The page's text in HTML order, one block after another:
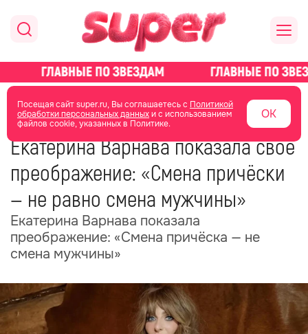
Посещая сайт super.ru, Вы соглашаетесь с Политикой
обработки персональных данныхи с использованием
файлов cookie, указанных в Политике.
ОК
главная новости о звездах новости
26 мая 15:13
Екатерина Варнава показала своё
преображение: «Смена причёски
— не равно смена мужчины»
Екатерина Варнава показала
преображение: «Смена причёска — не
смена мужчины»